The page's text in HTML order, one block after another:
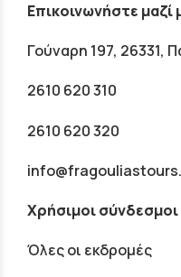
Επικοινωνήστε μαζί
Γούναρη 197, 26331,
2610 620 310
2610 620 320
Χρήσιμοι σύνδεσμοι
Όλες οι εκδρομές